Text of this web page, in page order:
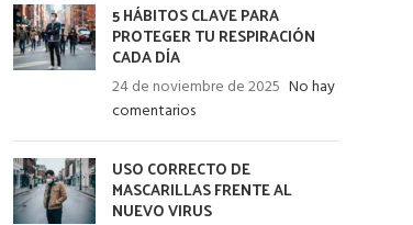
5 HÁBITOS CLAVE PARA
PROTEGER TU RESPIRACIÓN
CADA DÍA
24 de noviembre de 2025 No hay
comentarios
USO CORRECTO DE
MASCARILLAS FRENTE AL
NUEVO VIRUS